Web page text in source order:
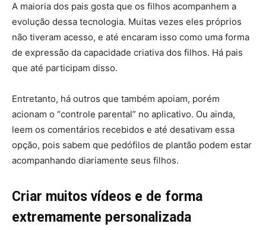
A maioria dos pais gosta que os filhos acompanhem a
evolução dessa tecnologia. Muitas vezes eles próprios
não tiveram acesso, e até encaram isso como uma forma
de expressão da capacidade criativa dos filhos. Há pais
que até participam disso.
Entretanto, há outros que também apoiam, porém
acionam o “controle parental” no aplicativo. Ou ainda,
leem os comentários recebidos e até desativam essa
opção, pois sabem que pedófilos de plantão podem estar
acompanhando diariamente seus filhos.
Criar muitos vídeos e de forma
extremamente personalizada